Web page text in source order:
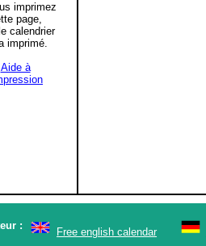
imprimez
page,
calendrier
imprimé.
Aide à
:
Free english calendar